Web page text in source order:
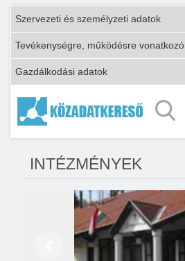
Szervezeti és személyzeti adatok
Tevékenységre, működésre vonatkozó
Gazdálkodási adatok
INTÉZMÉNYEK